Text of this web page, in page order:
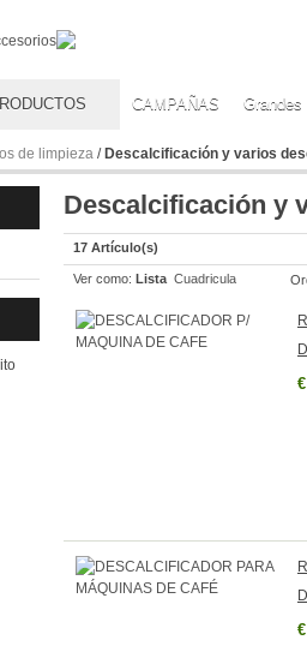
CAMPAÑAS
de limpieza / Descalcificación y varios
Descalcificación y
17 Artículo(s)
Ver como: Lista Cuadricula